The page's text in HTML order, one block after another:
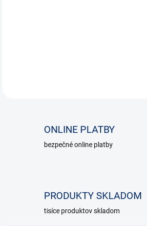
ONLINE PLATBY
bezpečné online platby
PRODUKTY SKLADOM
tisíce produktov skladom